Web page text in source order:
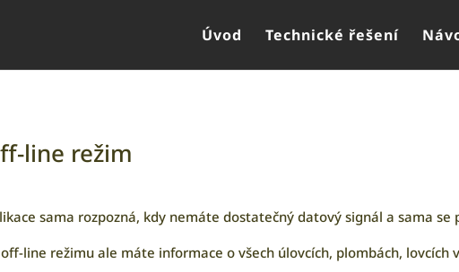
Úvod Technické řešení
line režim
sama rozpozná, kdy nemáte dostatečný datový signál a sama
line režimu ale máte informace o všech úlovcích, plombách,